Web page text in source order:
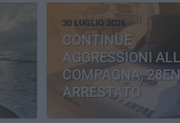
30 LUGLIO 2026
CONTINUE
AGGRESSIONI
COMPAGNA,
ARRESTATO